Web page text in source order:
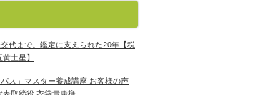
代まで。鑑定に支えられた20年【税
土星】
パス」マスター養成講座 お客様の声